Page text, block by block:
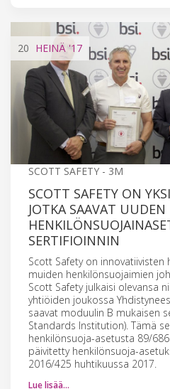
20 HEINÄ '17
SCOTT SAFETY - 3M
SCOTT SAFETY ON
JOTKA SAAVAT UUDEN
SERTIFIOINNIN
Scott Safety on innovatiivisten
muiden henkilönsuojaimien
Scott Safety julkaisi olevansa
yhtiöiden joukossa
saavat moduulin B mukaisen
Standards Institution). Tämä
henkilönsuoja-asetusta 89/
päivitetty henkilönsuoja-
2016/425 huhtikuussa 2017.
Lue lisää…